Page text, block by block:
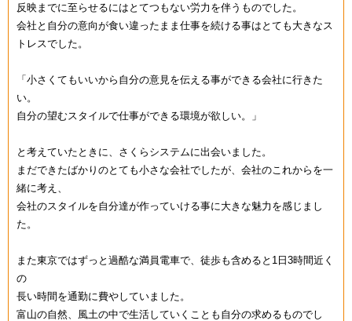
反映までに至らせるにはとてつもない労力を伴うものでした。
会社と自分の意向が食い違ったまま仕事を続ける事はとても大きなス
トレスでした。
「小さくてもいいから自分の意見を伝える事ができる会社に行きた
い。
自分の望むスタイルで仕事ができる環境が欲しい。」
と考えていたときに、さくらシステムに出会いました。
まだできたばかりのとても小さな会社でしたが、会社のこれからを一
緒に考え、
会社のスタイルを自分達が作っていける事に大きな魅力を感じまし
た。
また東京ではずっと過酷な満員電車で、徒歩も含めると1日3時間近く
の
長い時間を通勤に費やしていました。
富山の自然、風土の中で生活していくことも自分の求めるものでし